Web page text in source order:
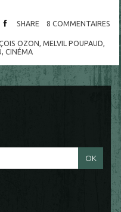
SHARE 8 COMMENTAIRES
OZON,MELVIL POUPAUD,
,CINÉMA